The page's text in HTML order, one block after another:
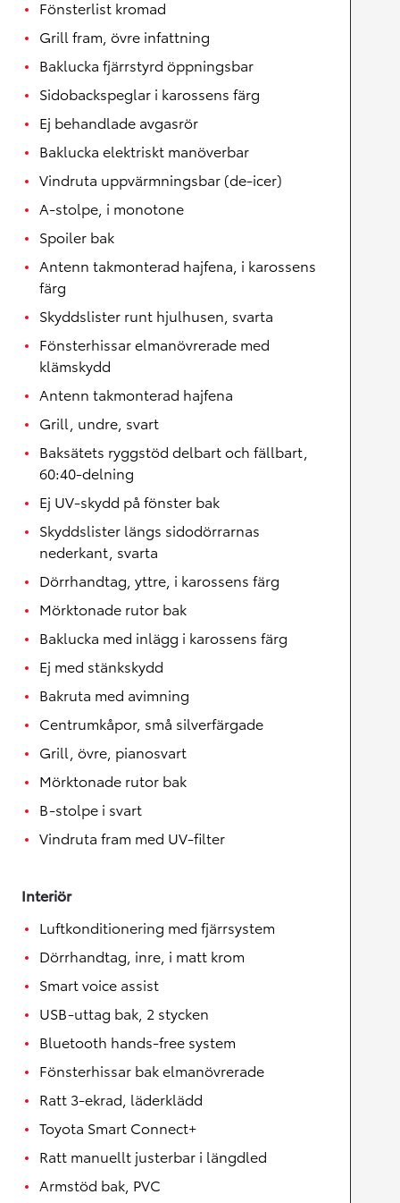
Fönsterlist kromad
Grill fram, övre infattning
Baklucka fjärrstyrd öppningsbar
Sidobackspeglar i karossens färg
Ej behandlade avgasrör
Baklucka elektriskt manöverbar
Vindruta uppvärmningsbar (de-icer)
A-stolpe, i monotone
Spoiler bak
Antenn takmonterad hajfena, i karossens
färg
Skyddslister runt hjulhusen, svarta
Fönsterhissar elmanövrerade med
klämskydd
Antenn takmonterad hajfena
Grill, undre, svart
Baksätets ryggstöd delbart och fällbart,
60:40-delning
Ej UV-skydd på fönster bak
Skyddslister längs sidodörrarnas
nederkant, svarta
Dörrhandtag, yttre, i karossens färg
Mörktonade rutor bak
Baklucka med inlägg i karossens färg
Ej med stänkskydd
Bakruta med avimning
Centrumkåpor, små silverfärgade
Grill, övre, pianosvart
Mörktonade rutor bak
B-stolpe i svart
Vindruta fram med UV-filter
Interiör
Luftkonditionering med fjärrsystem
Dörrhandtag, inre, i matt krom
Smart voice assist
USB-uttag bak, 2 stycken
Bluetooth hands-free system
Fönsterhissar bak elmanövrerade
Ratt 3-ekrad, läderklädd
Toyota Smart Connect+
Ratt manuellt justerbar i längdled
Armstöd bak, PVC